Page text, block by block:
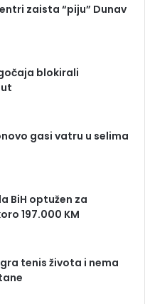
zaista “piju” Dunav
blokirali
gasi vatru u selima
BiH optužen za
197.000 KM
tenis života i nema